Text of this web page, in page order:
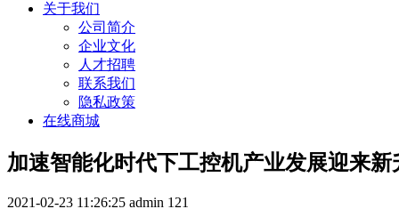
关于我们
公司简介
企业文化
人才招聘
联系我们
隐私政策
在线商城
加速智能化时代下工控机产业发展迎来新
2021-02-23 11:26:25 admin 121